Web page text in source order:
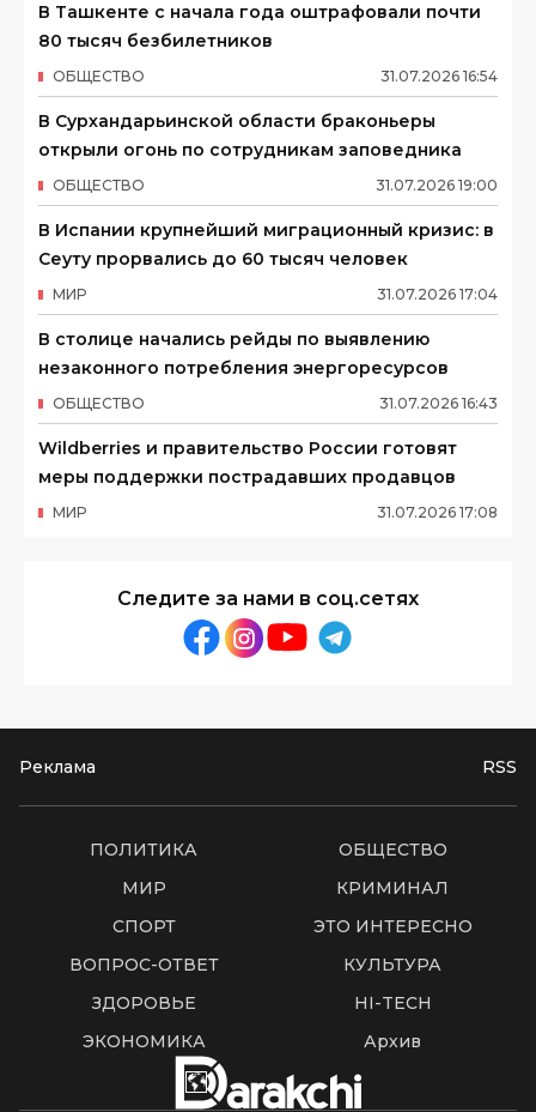
В Ташкенте с начала года оштрафовали почти
80 тысяч безбилетников
31.07.2026 16:54
ОБЩЕСТВО
В Сурхандарьинской области браконьеры
открыли огонь по сотрудникам заповедника
31.07.2026 19:00
ОБЩЕСТВО
В Испании крупнейший миграционный кризис: в
Сеуту прорвались до 60 тысяч человек
31.07.2026 17:04
МИР
В столице начались рейды по выявлению
незаконного потребления энергоресурсов
31.07.2026 16:43
ОБЩЕСТВО
Wildberries и правительство России готовят
меры поддержки пострадавших продавцов
31.07.2026 17:08
МИР
Следите за нами в соц.сетях
Реклама RSS
ПОЛИТИКА
ОБЩЕСТВО
МИР
КРИМИНАЛ
СПОРТ
ЭТО ИНТЕРЕСНО
ВОПРОС-ОТВЕТ
КУЛЬТУРА
ЗДОРОВЬЕ
HI-TECH
ЭКОНОМИКА
Архив